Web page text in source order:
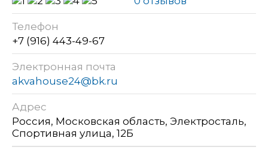
Телефон
+7 (916) 443-49-67
Электронная почта
akvahouse24@bk.ru
Адрес
Россия, Московская область, Электросталь,
Спортивная улица, 12Б